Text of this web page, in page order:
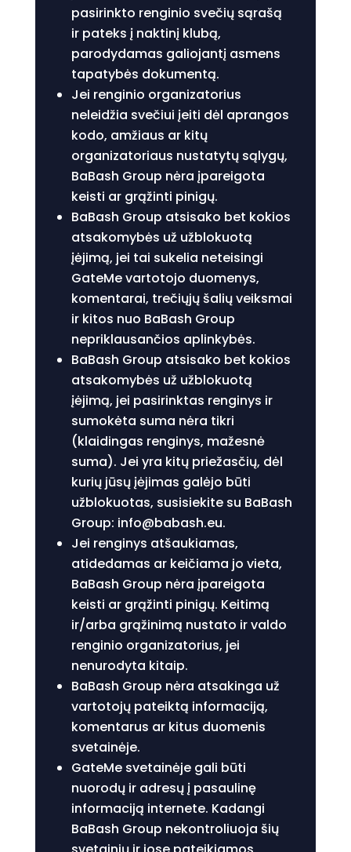
pasirinkto renginio svečių sąrašą
ir pateks į naktinį klubą,
parodydamas galiojantį asmens
tapatybės dokumentą.
Jei renginio organizatorius
neleidžia svečiui įeiti dėl aprangos
kodo, amžiaus ar kitų
organizatoriaus nustatytų sąlygų,
BaBash Group nėra įpareigota
keisti ar grąžinti pinigų.
BaBash Group atsisako bet kokios
atsakomybės už užblokuotą
įėjimą, jei tai sukelia neteisingi
GateMe vartotojo duomenys,
komentarai, trečiųjų šalių veiksmai
ir kitos nuo BaBash Group
nepriklausančios aplinkybės.
BaBash Group atsisako bet kokios
atsakomybės už užblokuotą
įėjimą, jei pasirinktas renginys ir
sumokėta suma nėra tikri
(klaidingas renginys, mažesnė
suma). Jei yra kitų priežasčių, dėl
kurių jūsų įėjimas galėjo būti
užblokuotas, susisiekite su BaBash
Group: info@babash.eu.
Jei renginys atšaukiamas,
atidedamas ar keičiama jo vieta,
BaBash Group nėra įpareigota
keisti ar grąžinti pinigų. Keitimą
ir/arba grąžinimą nustato ir valdo
renginio organizatorius, jei
nenurodyta kitaip.
BaBash Group nėra atsakinga už
vartotojų pateiktą informaciją,
komentarus ar kitus duomenis
svetainėje.
GateMe svetainėje gali būti
nuorodų ir adresų į pasaulinę
informaciją internete. Kadangi
BaBash Group nekontroliuoja šių